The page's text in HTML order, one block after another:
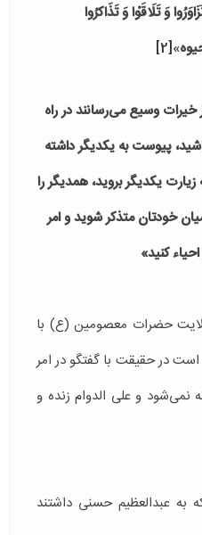
وَ تَلَاقَوْا وَ تَذَاکرُوا
‏»
[2]
وسیع می‌رسانند در راه
پیوست به یکدیگر داشته
یکدیگر بروید، همدیگر را
خودتان متذکر شوید و امر
کنید»
حضرات معصومین (ع) با
در حقیقت با گفتگو در امر
نمی‌شود و علی الدوام زنده و
به عبدالعظیم حسنی داشتند